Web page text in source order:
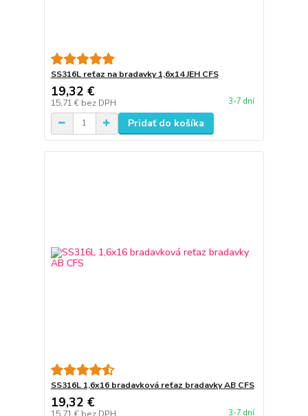
SS316L reťaz na bradavky 1,6x14 JEH CFS
19,32 €
15,71 € bez DPH 3-7 dní
Pridať do košíka
SS316L 1,6x16 bradavková reťaz bradavky AB CFS
19,32 €
3-7 dní